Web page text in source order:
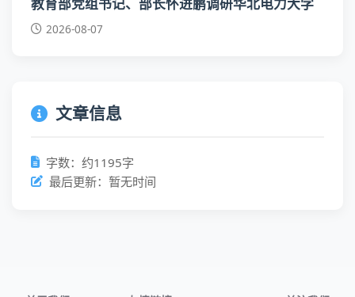
教育部党组书记、部长怀进鹏调研华北电力大学
2026-08-07
文章信息
字数：约1195字
最后更新：暂无时间